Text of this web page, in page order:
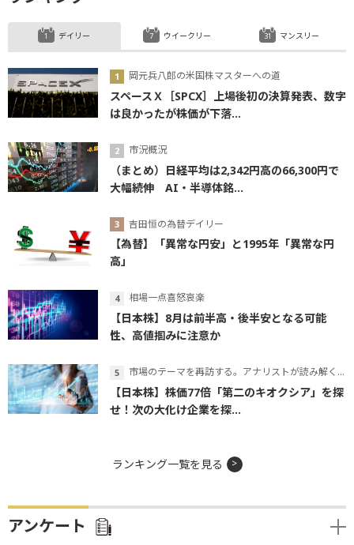
デイリー
岡元兵八郎の米国株マスターへの道
スペースＸ［SPCX］上場後初の決算発表、数字
は良かったが株価が下落...
市況概況
（まとめ）日経平均は2,342円高の66,300円で
大幅続伸 AI・半導体銘...
吉田恒の為替デイリー
【為替】「異常な円安」と1995年「異常な円
高」
相場一点喜怒哀楽
【日本株】8月は前半高・後半安となる可能
性、高値掴みに注意か
市場のテーマを再訪する。アナリストが読み解くテーマの本質
【日本株】株価77倍「第二のキオクシア」を探
せ！次の大化け企業を探...
ウイークリー マンスリー
ランキング一覧を見る
アンケート